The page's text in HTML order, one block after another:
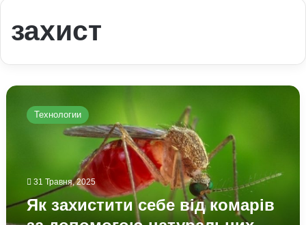
захист
Як
захистити
допомогою
натуральних
засобів:
експерти
Технологии
31 Травня, 2025
Як захистити себе від комарів